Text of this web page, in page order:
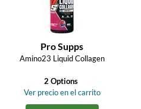
Pro Supps
Amino23 Liquid Collagen
2 Options
Ver precio en el carrito